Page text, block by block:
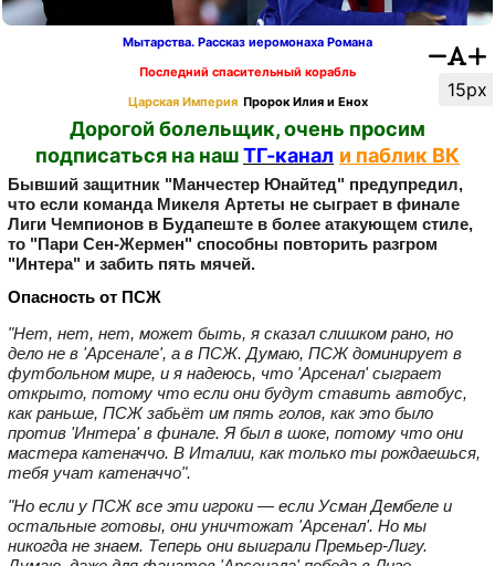
15px
Мытарства. Рассказ иеромонаха Романа
Последний спасительный корабль
Царская Империя Пророк Илия и Енох
Дорогой болельщик, очень просим
подписаться на нашТГ-канал и паблик ВК
Бывший защитник "Манчестер Юнайтед" предупредил,
что если команда Микеля Артеты не сыграет в финале
Лиги Чемпионов в Будапеште в более атакующем стиле,
то "Пари Сен‑Жермен" способны повторить разгром
"Интера" и забить пять мячей.
Опасность от ПСЖ
"Нет, нет, нет, может быть, я сказал слишком рано, но
дело не в 'Арсенале', а в ПСЖ. Думаю, ПСЖ доминирует в
футбольном мире, и я надеюсь, что 'Арсенал' сыграет
открыто, потому что если они будут ставить автобус,
как раньше, ПСЖ забьёт им пять голов, как это было
против 'Интера' в финале. Я был в шоке, потому что они
мастера катеначчо. В Италии, как только ты рождаешься,
тебя учат катеначчо".
"Но если у ПСЖ все эти игроки — если Усман Дембеле и
остальные готовы, они уничтожат 'Арсенал'. Но мы
никогда не знаем. Теперь они выиграли Премьер‑Лигу.